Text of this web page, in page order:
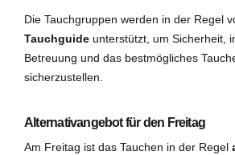
Die Tauchgruppen werden in der Regel
Tauchguide unterstützt, um Sicherheit,
Betreuung und das bestmögliches
sicherzustellen.
Alternativangebot für den Freitag
Am Freitag ist das Tauchen in der Regel